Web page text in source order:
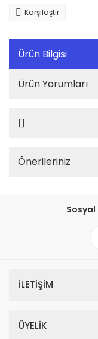
Karşılaştır
Ürün Bilgisi
Ürün Yorumları
Önerileriniz
Sosyal
İLETİŞİM
ÜYELİK